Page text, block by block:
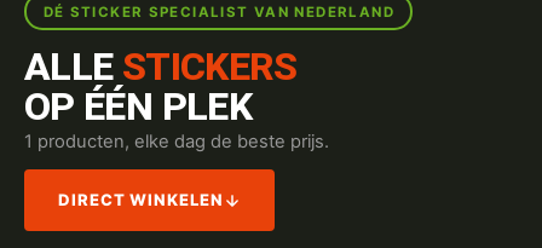
DÉ STICKER SPECIALIST VAN NEDERLAND
ALLE STICKERS
OP ÉÉN PLEK
1 producten, elke dag de beste prijs.
DIRECT WINKELEN